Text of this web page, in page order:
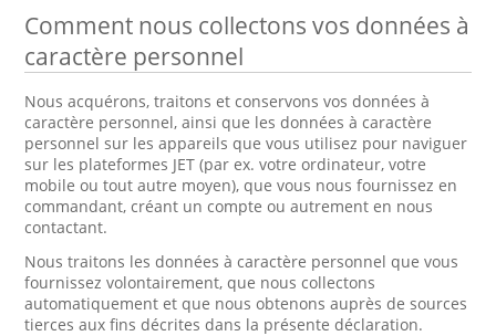
Comment nous collectons vos données à
caractère personnel
Nous acquérons, traitons et conservons vos données à
caractère personnel, ainsi que les données à caractère
personnel sur les appareils que vous utilisez pour naviguer
sur les plateformes JET (par ex. votre ordinateur, votre
mobile ou tout autre moyen), que vous nous fournissez en
commandant, créant un compte ou autrement en nous
contactant.
Nous traitons les données à caractère personnel que vous
fournissez volontairement, que nous collectons
automatiquement et que nous obtenons auprès de sources
tierces aux fins décrites dans la présente déclaration.